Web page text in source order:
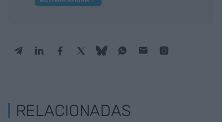
RELACIONADAS